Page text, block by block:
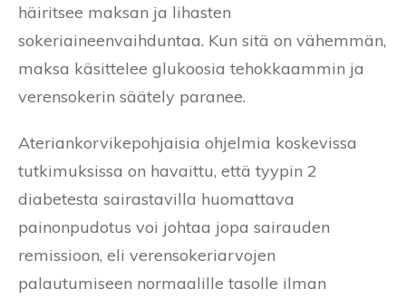
häiritsee maksan ja lihasten
sokeriaineenvaihduntaa. Kun sitä on vähemmän,
maksa käsittelee glukoosia tehokkaammin ja
verensokerin säätely paranee.
Ateriankorvikepohjaisia ohjelmia koskevissa
tutkimuksissa on havaittu, että tyypin 2
diabetesta sairastavilla huomattava
painonpudotus voi johtaa jopa sairauden
remissioon, eli verensokeriarvojen
palautumiseen normaalille tasolle ilman